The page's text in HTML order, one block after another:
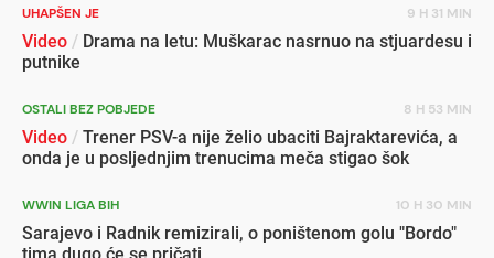
UHAPŠEN JE 9 H 31 MIN
Video / Drama na letu: Muškarac nasrnuo na stjuardesu i
putnike
OSTALI BEZ POBJEDE 8 H 53 MIN
Video / Trener PSV-a nije želio ubaciti Bajraktarevića, a
onda je u posljednjim trenucima meča stigao šok
WWIN LIGA BIH 10 H 30 MIN
Sarajevo i Radnik remizirali, o poništenom golu "Bordo"